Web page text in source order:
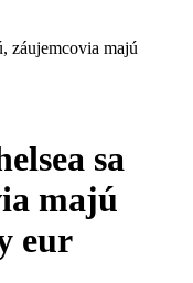
záujemcovia majú
sa
majú
eur